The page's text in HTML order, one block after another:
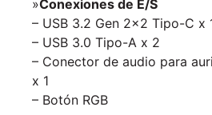
»Conexiones de E/S
– USB 3.2 Gen 2×2 Tipo-C x
– USB 3.0 Tipo-A x 2
– Conector de audio para
x 1
– Botón RGB